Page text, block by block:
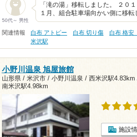
50代～ 男性
「滝の湯」移転しました。 ２０
１月、組合駐車場向かい側に移
関連情報 白布 アトピー 白布 切り傷 白布 格安
米沢駅
小野川温泉 旭屋旅館
山形県 / 米沢市 / 小野川温泉 / 西米沢駅4.83km
南米沢駅4.98km
施設